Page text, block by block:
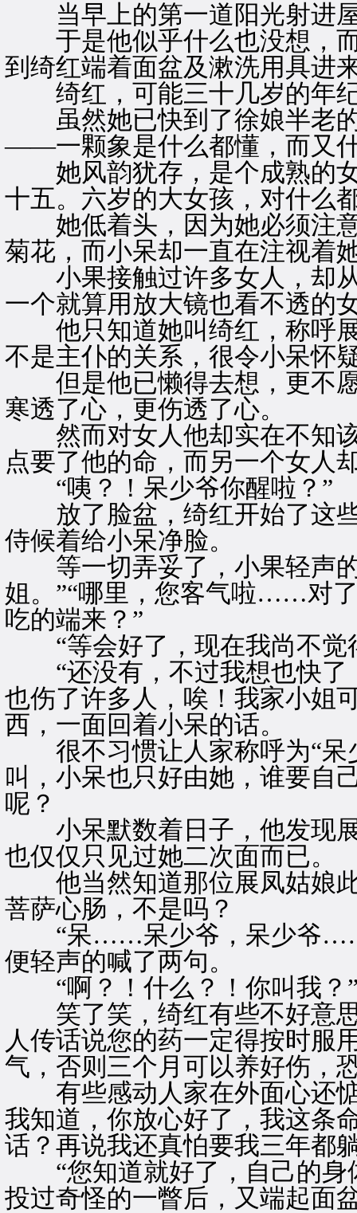
当早上的第一道阳光射进屋
于是他似乎什么也没想，而
到绮红端着面盆及漱洗用具进
绮红，可能三十几岁的年
虽然她已快到了徐娘半老的
——一颗象是什么都懂，而又
她风韵犹存，是个成熟的女
十五。六岁的大女孩，对什么
她低着头，因为她必须注意
菊花，而小呆却一直在注视着
小果接触过许多女人，却从
一个就算用放大镜也看不透的
他只知道她叫绮红，称呼展
不是主仆的关系，很令小呆怀
但是他已懒得去想，更不愿
寒透了心，更伤透了心。
然而对女人他却实在不知该
点要了他的命，而另一个女人
“咦？！呆少爷你醒啦？”
放了脸盆，绮红开始了这些
侍候着给小呆净脸。
等一切弄妥了，小果轻声的
姐。”“哪里，您客气啦……对
吃的端来？”
“等会好了，现在我尚不觉
“还没有，不过我想也快了
也伤了许多人，唉！我家小
西，一面回着小呆的话。
很不习惯让人家称呼为“呆
叫，小呆也只好由她，谁要自
呢？
小呆默数着日子，他发现展
也仅仅只见过她二次面而已。
他当然知道那位展凤姑娘此
菩萨心肠，不是吗？
“呆……呆少爷，呆少爷
便轻声的喊了两句。
“啊？！什么？！你叫我？”
笑了笑，绮红有些不好意思
人传话说您的药一定得按时服
气，否则三个月可以养好伤，
有些感动人家在外面心还惦
我知道，你放心好了，我这条
话？再说我还真怕要我三年都
“您知道就好了，自己的身
投过奇怪的一瞥后，又端起面